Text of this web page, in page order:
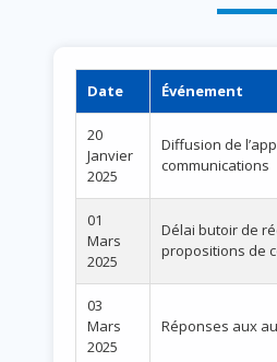
Date Événement
20
Janvier
2025
Diffusion de
communications
01
Mars
2025
Délai butoir de
propositions de
03
Mars
2025
Réponses aux